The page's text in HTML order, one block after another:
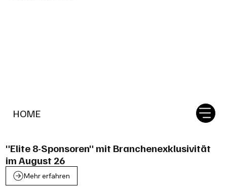
HOME
"Elite 8-Sponsoren" mit Branchenexklusivität
im August 26
Mehr erfahren